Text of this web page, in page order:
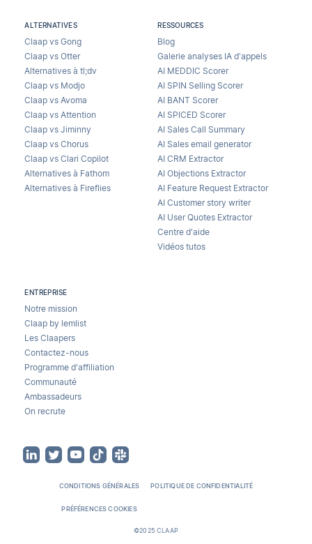
ALTERNATIVES
Claap vs Gong
Claap vs Otter
Alternatives à tl;dv
Claap vs Modjo
Claap vs Avoma
Claap vs Attention
Claap vs Jiminny
Claap vs Chorus
Claap vs Clari Copilot
Alternatives à Fathom
Alternatives à Fireflies
RESSOURCES
Blog
Galerie analyses IA d’appels
AI MEDDIC Scorer
AI SPIN Selling Scorer
AI BANT Scorer
AI SPICED Scorer
AI Sales Call Summary
AI Sales email generator
AI CRM Extractor
AI Objections Extractor
AI Feature Request Extractor
AI Customer story writer
AI User Quotes Extractor
Centre d'aide
Vidéos tutos
ENTREPRISE
Notre mission
Claap by lemlist
Les Claapers
Contactez-nous
Programme d'affiliation
Communauté
Ambassadeurs
On recrute
CONDITIONS GÉNÉRALES POLITIQUE DE CONFIDENTIALITÉ
PRÉFÉRENCES COOKIES
©2025 CLAAP